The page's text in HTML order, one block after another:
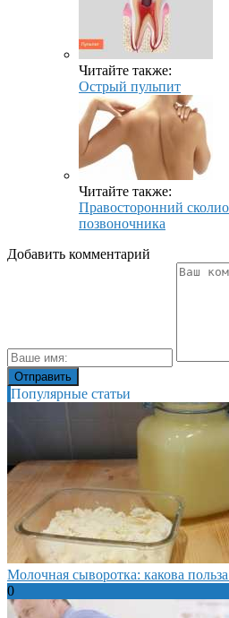
Читайте также:
Острый пульпит
Читайте также:
Правосторонний
позвоночника
Добавить комментарий
Популярные статьи
Молочная сыворотка: какова
0